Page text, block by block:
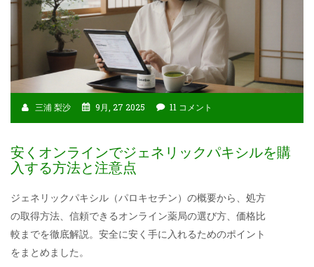
三浦 梨沙 9月, 27 2025 11 コメント
安くオンラインでジェネリックパキシルを購
入する方法と注意点
ジェネリックパキシル（パロキセチン）の概要から、処方
の取得方法、信頼できるオンライン薬局の選び方、価格比
較までを徹底解説。安全に安く手に入れるためのポイント
をまとめました。